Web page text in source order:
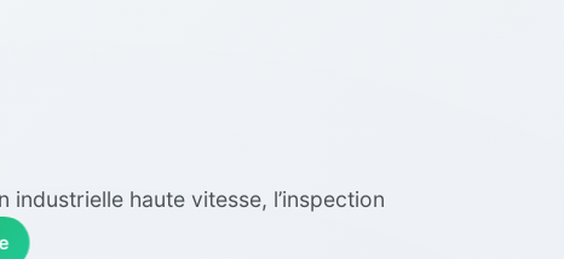
haute vitesse, l’inspection